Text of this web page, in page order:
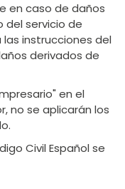
en caso de daños
del servicio de
instrucciones del
derivados de
en el
no se aplicarán los
Civil Español se